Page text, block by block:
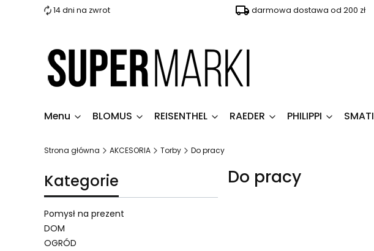
14 dni na zwrot darmowa dostawa od 200 zł
Menu BLOMUS REISENTHEL RAEDER PHILIPPI SMATI
Strona główna AKCESORIA Torby Do pracy
Kategorie
Pomysł na prezent
DOM
OGRÓD
Do pracy